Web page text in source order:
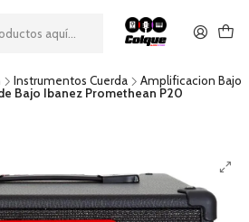
por pago con transferencia bancaria
$49.990. Este descuento no es
ni aplicable a gastos de envío.
Instrumentos Cuerda
Amplificacion Bajo
Bajo Ibanez Promethean P20